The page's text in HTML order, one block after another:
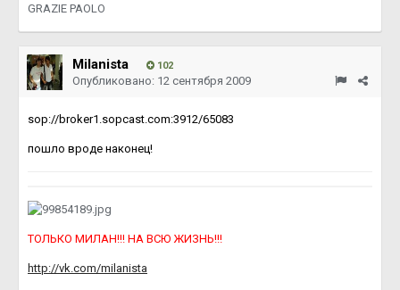
GRAZIE PAOLO
Milanista 102
Опубликовано: 12 сентября 2009
sop://broker1.sopcast.com:3912/65083
пошло вроде наконец!
ТОЛЬКО МИЛАН!!! НА ВСЮ ЖИЗНЬ!!!
http://vk.com/milanista